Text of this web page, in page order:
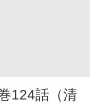
124話（清